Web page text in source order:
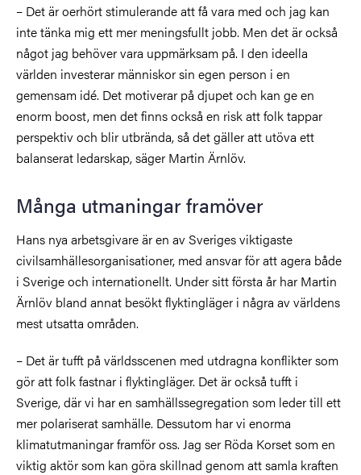
– Det är oerhört stimulerande att få vara med och jag kan
inte tänka mig ett mer meningsfullt jobb. Men det är också
något jag behöver vara uppmärksam på. I den ideella
världen investerar människor sin egen person i en
gemensam idé. Det motiverar på djupet och kan ge en
enorm boost, men det finns också en risk att folk tappar
perspektiv och blir utbrända, så det gäller att utöva ett
balanserat ledarskap, säger Martin Ärnlöv.
Många utmaningar framöver
Hans nya arbetsgivare är en av Sveriges viktigaste
civilsamhällesorganisationer, med ansvar för att agera både
i Sverige och internationellt. Under sitt första år har Martin
Ärnlöv bland annat besökt flyktingläger i några av världens
mest utsatta områden.
– Det är tufft på världsscenen med utdragna konflikter som
gör att folk fastnar i flyktingläger. Det är också tufft i
Sverige, där vi har en samhällssegregation som leder till ett
mer polariserat samhälle. Dessutom har vi enorma
klimatutmaningar framför oss. Jag ser Röda Korset som en
viktig aktör som kan göra skillnad genom att samla kraften